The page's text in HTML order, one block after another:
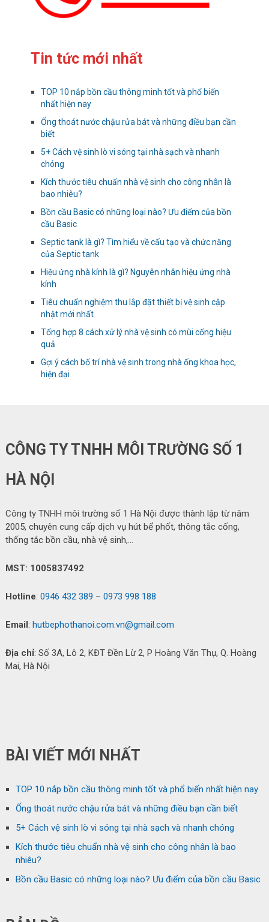
Tin tức mới nhất
TOP 10 nắp bồn cầu thông minh tốt và phổ biến
nhất hiện nay
Ống thoát nước chậu rửa bát và những điều bạn cần
biết
5+ Cách vệ sinh lò vi sóng tại nhà sạch và nhanh
chóng
Kích thước tiêu chuẩn nhà vệ sinh cho công nhân là
bao nhiêu?
Bồn cầu Basic có những loại nào? Ưu điểm của bồn
cầu Basic
Septic tank là gì? Tìm hiểu về cấu tạo và chức năng
của Septic tank
Hiệu ứng nhà kính là gì? Nguyên nhân hiệu ứng nhà
kính
Tiêu chuẩn nghiệm thu lắp đặt thiết bị vệ sinh cập
nhật mới nhất
Tổng hợp 8 cách xử lý nhà vệ sinh có mùi cống hiệu
quả
Gợi ý cách bố trí nhà vệ sinh trong nhà ống khoa học,
hiện đại
CÔNG TY TNHH MÔI TRƯỜNG SỐ 1
HÀ NỘI
Công ty TNHH môi trường số 1 Hà Nội được thành lập từ năm
2005, chuyên cung cấp dịch vụ hút bể phốt, thông tắc cống,
thống tắc bồn cầu, nhà vệ sinh,…
MST: 1005837492
Hotline: 0946 432 389 – 0973 998 188
Email: hutbephothanoi.com.vn@gmail.com
Địa chỉ: Số 3A, Lô 2, KĐT Đền Lừ 2, P Hoàng Văn Thụ, Q. Hoàng
Mai, Hà Nội
BÀI VIẾT MỚI NHẤT
TOP 10 nắp bồn cầu thông minh tốt và phổ biến nhất hiện nay
Ống thoát nước chậu rửa bát và những điều bạn cần biết
5+ Cách vệ sinh lò vi sóng tại nhà sạch và nhanh chóng
Kích thước tiêu chuẩn nhà vệ sinh cho công nhân là bao
nhiêu?
Bồn cầu Basic có những loại nào? Ưu điểm của bồn cầu Basic